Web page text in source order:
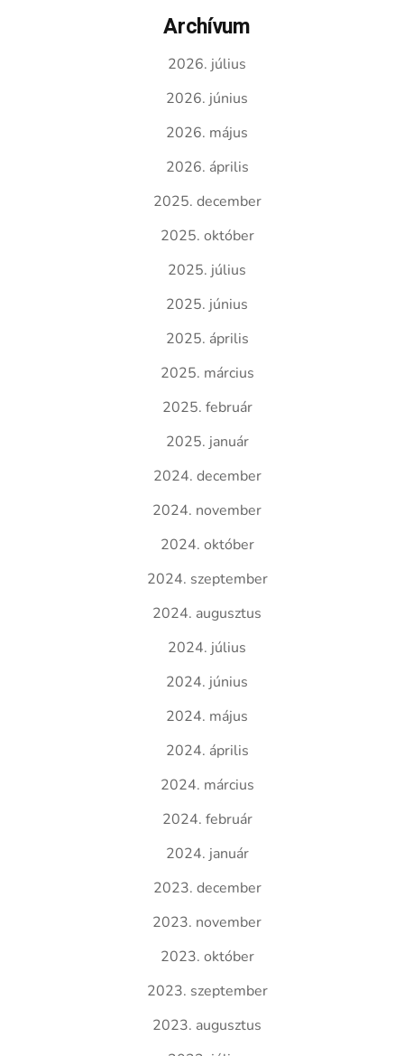
Archívum
2026. július
2026. június
2026. május
2026. április
2025. december
2025. október
2025. július
2025. június
2025. április
2025. március
2025. február
2025. január
2024. december
2024. november
2024. október
2024. szeptember
2024. augusztus
2024. július
2024. június
2024. május
2024. április
2024. március
2024. február
2024. január
2023. december
2023. november
2023. október
2023. szeptember
2023. augusztus